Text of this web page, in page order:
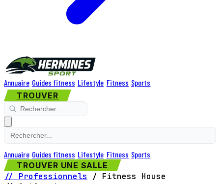
Annuaire Guides fitness Lifestyle Fitness Sports
TROUVER
Annuaire Guides fitness Lifestyle Fitness Sports
TROUVER UNE SALLE
// Professionnels / Fitness House